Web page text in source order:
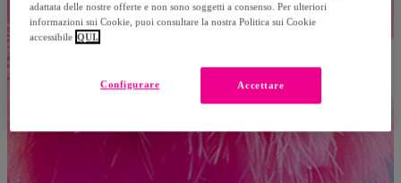
adattata delle nostre offerte e non sono soggetti a consenso. Per ulteriori
informazioni sui Cookie, puoi consultare la nostra Politica sui Cookie
accessibile QUI.
Accettare
Configurare